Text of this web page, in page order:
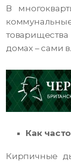
В
домах – сами
Как
Кирпичные